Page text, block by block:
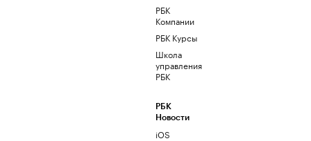
РБК
Компании
РБК Курсы
Школа
управления
РБК
РБК
Новости
iOS